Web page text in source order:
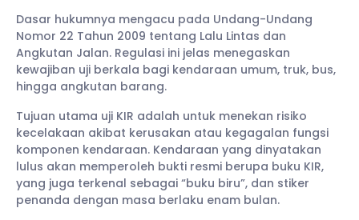
Dasar hukumnya mengacu pada Undang-Undang
Nomor 22 Tahun 2009 tentang Lalu Lintas dan
Angkutan Jalan. Regulasi ini jelas menegaskan
kewajiban uji berkala bagi kendaraan umum, truk, bus,
hingga angkutan barang.
Tujuan utama uji KIR adalah untuk menekan risiko
kecelakaan akibat kerusakan atau kegagalan fungsi
komponen kendaraan. Kendaraan yang dinyatakan
lulus akan memperoleh bukti resmi berupa buku KIR,
yang juga terkenal sebagai “buku biru”, dan stiker
penanda dengan masa berlaku enam bulan.